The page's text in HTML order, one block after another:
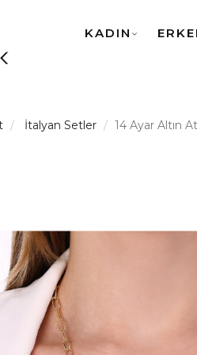
KADIN
İtalyan Setler 14 Ayar Altın